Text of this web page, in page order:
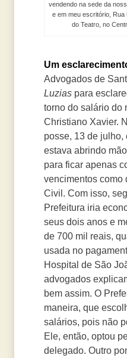
vendendo na sede da
e em meu escritório, Rua
do Teatro, no
Um
Advogados de
Luzias para
torno do salário do
Christiano Xavier.
posse, 13 de
estava abrindo
para ficar apenas
vencimentos como
Civil. Com isso,
Prefeitura iria
seus dois anos e
de 700 mil reais,
usada no
Hospital de São
advogados
bem assim. O
maneira, que
salários, pois não
Ele, então, optou
delegado. Outro